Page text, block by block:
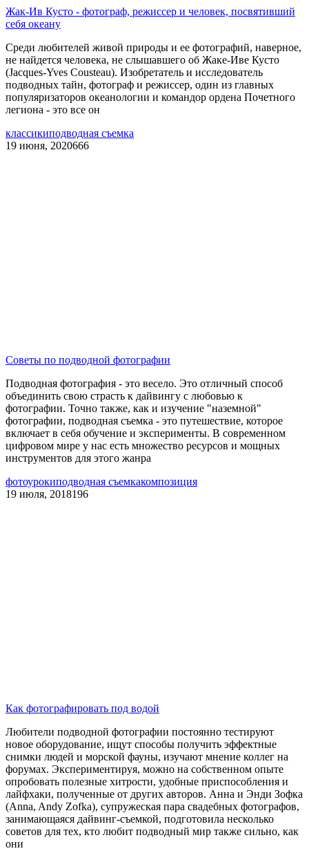
Жак-Ив Кусто - фотограф, режиссер и человек, посвятивший
себя океану
Среди любителей живой природы и ее фотографий, наверное,
не найдется человека, не слышавшего об Жаке-Иве Кусто
(Jacques-Yves Cousteau). Изобретатель и исследователь
подводных тайн, фотограф и режиссер, один из главных
популяризаторов океанологии и командор ордена Почетного
легиона - это все он
классикиподводная съемка
19 июня, 2020666
Советы по подводной фотографии
Подводная фотография - это весело. Это отличный способ
объединить свою страсть к дайвингу с любовью к
фотографии. Точно также, как и изучение "наземной"
фотографии, подводная съемка - это путешествие, которое
включает в себя обучение и эксперименты. В современном
цифровом мире у нас есть множество ресурсов и мощных
инструментов для этого жанра
фотоурокиподводная съемкакомпозиция
19 июля, 2018196
Как фотографировать под водой
Любители подводной фотографии постоянно тестируют
новое оборудование, ищут способы получить эффектные
снимки людей и морской фауны, изучают мнение коллег на
форумах. Экспериментируя, можно на собственном опыте
опробовать полезные хитрости, удобные приспособления и
лайфхаки, полученные от других авторов. Анна и Энди Зофка
(Anna, Andy Zofka), супружеская пара свадебных фотографов,
занимающаяся дайвинг-съемкой, подготовила несколько
советов для тех, кто любит подводный мир также сильно, как
они